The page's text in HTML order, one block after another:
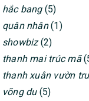
bang(5)
nhân(1)
showbiz(2)
thanh mai trúc mã
thanh xuân vườn
du(5)